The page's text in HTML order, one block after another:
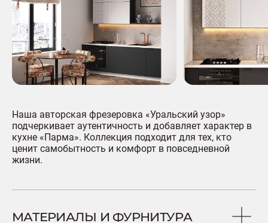
Наша авторская фрезеровка «Уральский узор»
подчеркивает аутентичность и добавляет характер в
кухне «Парма». Коллекция подходит для тех, кто
ценит самобытность и комфорт в повседневной
жизни.
МАТЕРИАЛЫ И ФУРНИТУРА